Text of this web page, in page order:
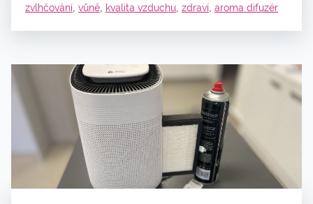
zvlhčování, vůně, kvalita vzduchu, zdraví, aroma difuzér